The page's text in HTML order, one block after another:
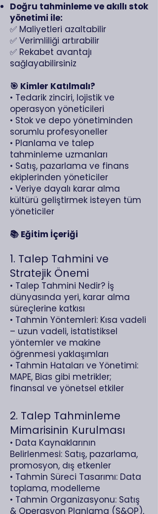
Doğru tahminleme ve akıllı stok
yönetimi ile:
✅ Maliyetleri azaltabilir
✅ Verimliliği artırabilir
✅ Rekabet avantajı
sağlayabilirsiniz
🎯 Kimler Katılmalı?
• Tedarik zinciri, lojistik ve
operasyon yöneticileri
• Stok ve depo yönetiminden
sorumlu profesyoneller
• Planlama ve talep
tahminleme uzmanları
• Satış, pazarlama ve finans
ekiplerinden yöneticiler
• Veriye dayalı karar alma
kültürü geliştirmek isteyen tüm
yöneticiler
📚 Eğitim İçeriği
1. Talep Tahmini ve
Stratejik Önemi
• Talep Tahmini Nedir? İş
dünyasında yeri, karar alma
süreçlerine katkısı
• Tahmin Yöntemleri: Kısa vadeli
– uzun vadeli, istatistiksel
yöntemler ve makine
öğrenmesi yaklaşımları
• Tahmin Hataları ve Yönetimi:
MAPE, Bias gibi metrikler;
finansal ve yönetsel etkiler
2. Talep Tahminleme
Mimarisinin Kurulması
• Data Kaynaklarının
Belirlenmesi: Satış, pazarlama,
promosyon, dış etkenler
• Tahmin Süreci Tasarımı: Data
toplama, modelleme
• Tahmin Organizasyonu: Satış
& Operasyon Planlama (S&OP),